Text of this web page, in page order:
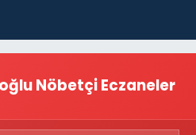
Nöbetçi Eczaneler